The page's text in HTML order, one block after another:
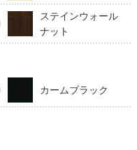
ステインウォール
ナット
カームブラック